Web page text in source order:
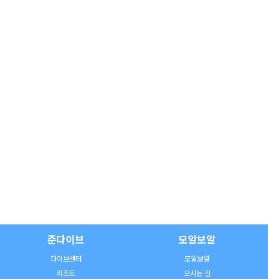
준다이브
다이브센터
리조트
모알보알
모알보알
오시는 길